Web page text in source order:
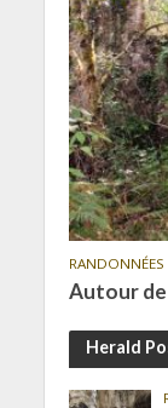
RANDONNÉES
Autour de
Herald